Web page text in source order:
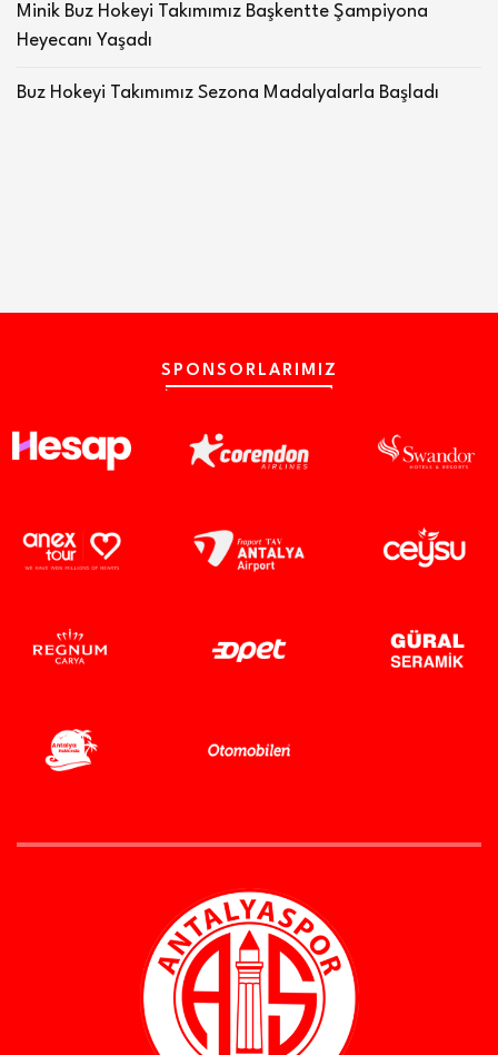
Minik Buz Hokeyi Takımımız Başkentte Şampiyona
Heyecanı Yaşadı
Buz Hokeyi Takımımız Sezona Madalyalarla Başladı
SPONSORLARIMIZ